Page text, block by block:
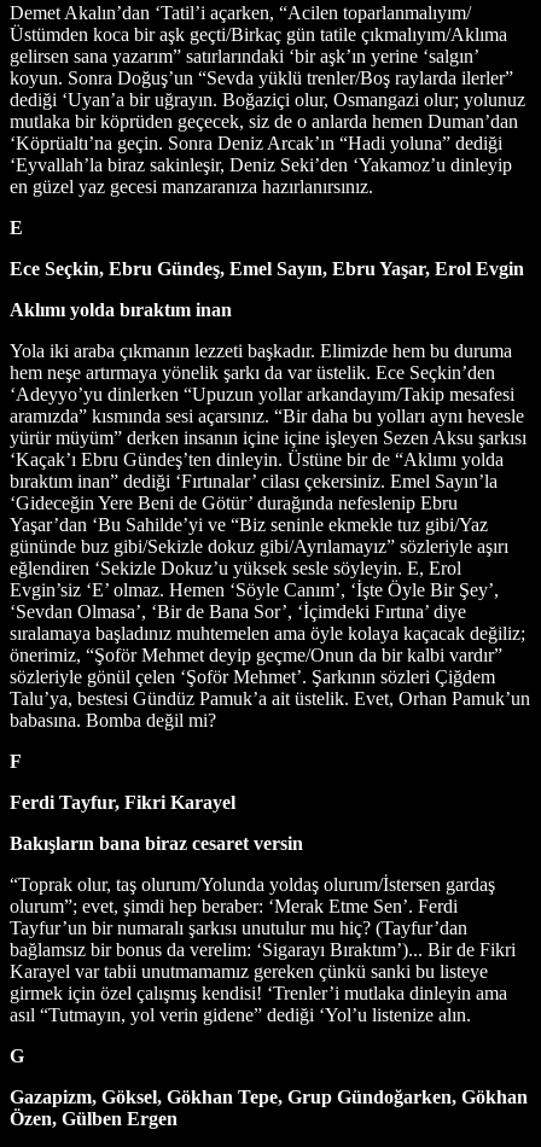
Demet Akalın’dan ‘Tatil’i açarken, “Acilen toparlanmalıyım/
Üstümden koca bir aşk geçti/Birkaç gün tatile çıkmalıyım/Aklıma
gelirsen sana yazarım” satırlarındaki ‘bir aşk’ın yerine ‘salgın’
koyun. Sonra Doğuş’un “Sevda yüklü trenler/Boş raylarda ilerler”
dediği ‘Uyan’a bir uğrayın. Boğaziçi olur, Osmangazi olur; yolunuz
mutlaka bir köprüden geçecek, siz de o anlarda hemen Duman’dan
‘Köprüaltı’na geçin. Sonra Deniz Arcak’ın “Hadi yoluna” dediği
‘Eyvallah’la biraz sakinleşir, Deniz Seki’den ‘Yakamoz’u dinleyip
en güzel yaz gecesi manzaranıza hazırlanırsınız.
E
Ece Seçkin, Ebru Gündeş, Emel Sayın, Ebru Yaşar, Erol Evgin
Aklımı yolda bıraktım inan
Yola iki araba çıkmanın lezzeti başkadır. Elimizde hem bu duruma
hem neşe artırmaya yönelik şarkı da var üstelik. Ece Seçkin’den
‘Adeyyo’yu dinlerken “Upuzun yollar arkandayım/Takip mesafesi
aramızda” kısmında sesi açarsınız. “Bir daha bu yolları aynı hevesle
yürür müyüm” derken insanın içine içine işleyen Sezen Aksu şarkısı
‘Kaçak’ı Ebru Gündeş’ten dinleyin. Üstüne bir de “Aklımı yolda
bıraktım inan” dediği ‘Fırtınalar’ cilası çekersiniz. Emel Sayın’la
‘Gideceğin Yere Beni de Götür’ durağında nefeslenip Ebru
Yaşar’dan ‘Bu Sahilde’yi ve “Biz seninle ekmekle tuz gibi/Yaz
gününde buz gibi/Sekizle dokuz gibi/Ayrılamayız” sözleriyle aşırı
eğlendiren ‘Sekizle Dokuz’u yüksek sesle söyleyin. E, Erol
Evgin’siz ‘E’ olmaz. Hemen ‘Söyle Canım’, ‘İşte Öyle Bir Şey’,
‘Sevdan Olmasa’, ‘Bir de Bana Sor’, ‘İçimdeki Fırtına’ diye
sıralamaya başladınız muhtemelen ama öyle kolaya kaçacak değiliz;
önerimiz, “Şoför Mehmet deyip geçme/Onun da bir kalbi vardır”
sözleriyle gönül çelen ‘Şoför Mehmet’. Şarkının sözleri Çiğdem
Talu’ya, bestesi Gündüz Pamuk’a ait üstelik. Evet, Orhan Pamuk’un
babasına. Bomba değil mi?
F
Ferdi Tayfur, Fikri Karayel
Bakışların bana biraz cesaret versin
“Toprak olur, taş olurum/Yolunda yoldaş olurum/İstersen gardaş
olurum”; evet, şimdi hep beraber: ‘Merak Etme Sen’. Ferdi
Tayfur’un bir numaralı şarkısı unutulur mu hiç? (Tayfur’dan
bağlamsız bir bonus da verelim: ‘Sigarayı Bıraktım’)... Bir de Fikri
Karayel var tabii unutmamamız gereken çünkü sanki bu listeye
girmek için özel çalışmış kendisi! ‘Trenler’i mutlaka dinleyin ama
asıl “Tutmayın, yol verin gidene” dediği ‘Yol’u listenize alın.
G
Gazapizm, Göksel, Gökhan Tepe, Grup Gündoğarken, Gökhan
Özen, Gülben Ergen